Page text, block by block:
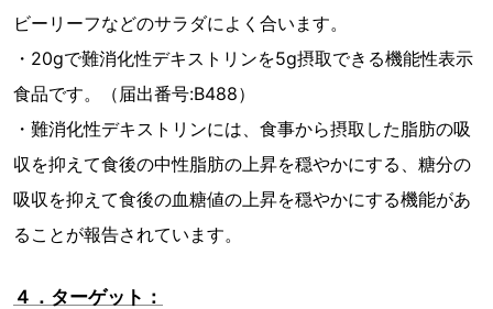
ビーリーフなどのサラダによく合います。
・20gで難消化性デキストリンを5g摂取できる機能性表示
食品です。（届出番号:B488）
・難消化性デキストリンには、食事から摂取した脂肪の吸
収を抑えて食後の中性脂肪の上昇を穏やかにする、糖分の
吸収を抑えて食後の血糖値の上昇を穏やかにする機能があ
ることが報告されています。
４．ターゲット：